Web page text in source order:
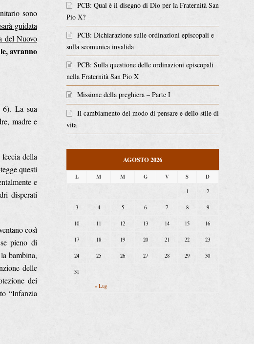
sono
guidata
del Nuovo
avranno
6). La sua
madre e
della
questi
e
disperati
così
pieno di
bambina,
delle
dei
“Infanzia
PCB: Qual è il disegno di Dio per la Fraternità San
Pio X?
PCB: Dichiarazione sulle ordinazioni episcopali e
sulla scomunica invalida
PCB: Sulla questione delle ordinazioni episcopali
nella Fraternità San Pio X
Missione della preghiera – Parte I
Il cambiamento del modo di pensare e dello stile di
vita
AGOSTO 2026
L M M G V S D
« Lug
1 2
3 4 5 6 7 8 9
10 11 12 13 14 15 16
17 18 19 20 21 22 23
24 25 26 27 28 29 30
31